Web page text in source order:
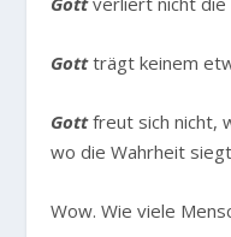
Gottträgt keinem
Gottfreut sich nicht,
wo die Wahrheit
Wow. Wie viele